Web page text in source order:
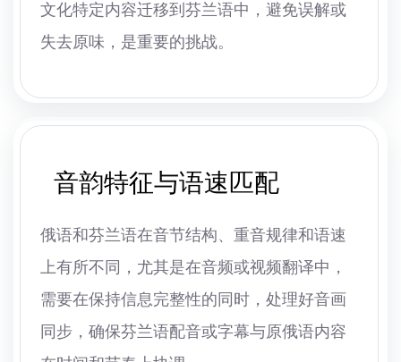
文化特定内容迁移到芬兰语中，避免误解或
失去原味，是重要的挑战。
音韵特征与语速匹配
俄语和芬兰语在音节结构、重音规律和语速
上有所不同，尤其是在音频或视频翻译中，
需要在保持信息完整性的同时，处理好音画
同步，确保芬兰语配音或字幕与原俄语内容